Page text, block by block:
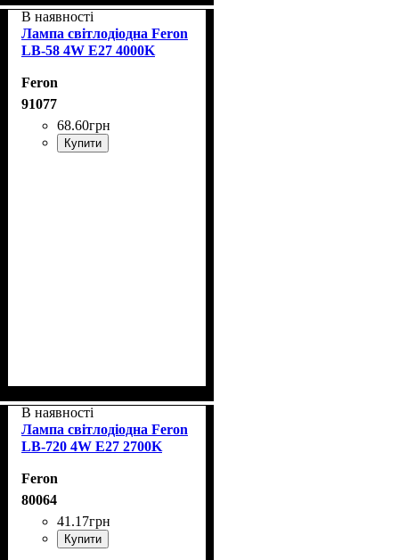
В наявності
Лампа світлодіодна Feron
LB-58 4W E27 4000K
Feron
91077
68.60грн
Купити
В наявності
Лампа світлодіодна Feron
LB-720 4W E27 2700K
Feron
80064
41 .17грн
Купити